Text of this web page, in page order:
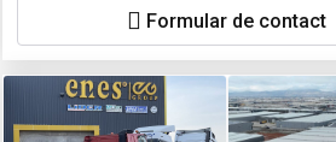
Formular de contact